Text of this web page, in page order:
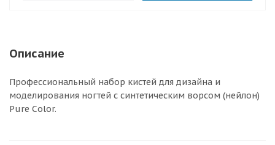
Описание
Профессиональный набор кистей для дизайна и
моделирования ногтей с синтетическим ворсом (нейлон)
Pure Color.